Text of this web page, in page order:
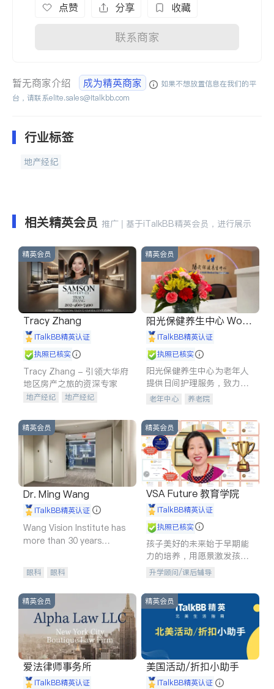
点赞 分享 收藏
联系商家
暂无商家介绍 成为精英商家
如果不想放置信息在我们的平
台，请联系elite.sales@italkbb.com
行业标签
地产经纪
相关精英会员 推广 | 基于iTalkBB精英会员，进行展示
精英会员
Tracy Zhang
iTalkBB精英认证
执照已核实
Tracy Zhang - 引领大华府
地区房产之旅的资深专家
地产经纪
地产经纪
商铺租售
开发商建商
精英会员
阳光保健养生中心 World
shine
iTalkBB精英认证
执照已核实
阳光保健养生中心为老年人
提供日间护理服务，致力于
通过持续的护理创新来有效
老年中心 养老院
精英会员
Dr. Ming Wang
iTalkBB精英认证
Wang Vision Institute has
more than 30 years
眼科 眼科
精英会员
VSA Future 教育学院
iTalkBB精英认证
执照已核实
孩子美好的未来始于早期能
力的培养，用愿景激发孩子
的学习潜力和动力。理念：
拥有成长型心态是成功的基
石。
升学顾问/课后辅导
精英会员
爱法律师事务所
iTalkBB精英认证
精英会员
美国活动/折扣小助手
iTalkBB精英认证